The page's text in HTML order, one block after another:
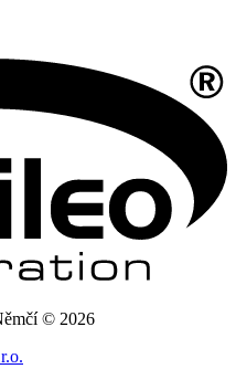
© 2026